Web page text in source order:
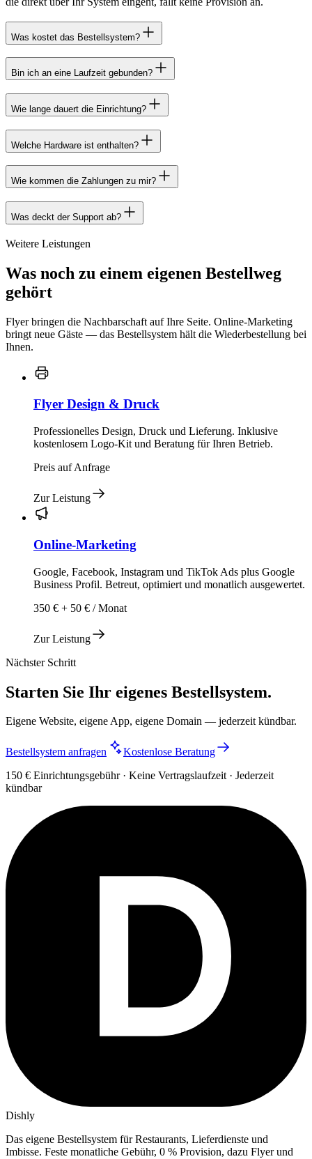
Was kostet das Bestellsystem?
Bin ich an eine Laufzeit gebunden?
Wie lange dauert die Einrichtung?
Welche Hardware ist enthalten?
Wie kommen die Zahlungen zu mir?
Was deckt der Support ab?
Weitere Leistungen
Was noch zu einem eigenen Bestellweg
gehört
Flyer bringen die Nachbarschaft auf Ihre Seite. Online-Marketing
bringt neue Gäste — das Bestellsystem hält die Wiederbestellung bei
Ihnen.
Flyer Design & Druck
Professionelles Design, Druck und Lieferung. Inklusive
kostenlosem Logo-Kit und Beratung für Ihren Betrieb.
Preis auf Anfrage
Zur Leistung
Online-Marketing
Google, Facebook, Instagram und TikTok Ads plus Google
Business Profil. Betreut, optimiert und monatlich ausgewertet.
350 € + 50 € / Monat
Zur Leistung
Nächster Schritt
Starten Sie Ihr eigenes Bestellsystem.
Eigene Website, eigene App, eigene Domain — jederzeit kündbar.
Bestellsystem anfragen
Kostenlose Beratung
150 € Einrichtungsgebühr · Keine Vertragslaufzeit · Jederzeit
kündbar
Dishly
Das eigene Bestellsystem für Restaurants, Lieferdienste und
Imbisse. Feste monatliche Gebühr, 0 % Provision, dazu Flyer und